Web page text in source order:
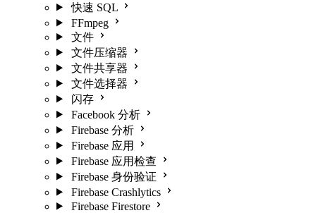
快速 SQL
FFmpeg
文件
文件压缩器
文件共享器
文件选择器
闪存
Facebook 分析
Firebase 分析
Firebase 应用
Firebase 应用检查
Firebase 身份验证
Firebase Crashlytics
Firebase Firestore